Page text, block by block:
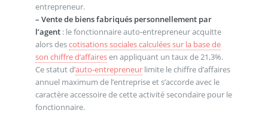
entrepreneur.
– Vente de biens fabriqués personnellement par
l’agent: le fonctionnaire auto-entrepreneur acquitte
alors descotisations sociales calculées sur la base de
son chiffre d’affairesen appliquant un taux de 21,3%.
Ce statut d’auto-entrepreneurlimite le chiffre d’affaires
annuel maximum de l’entreprise et s’accorde avec le
caractère accessoire de cette activité secondaire pour le
fonctionnaire.